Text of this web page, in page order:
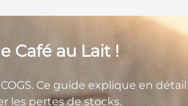
Café au Lait !
Ce guide explique en
les pertes de stocks.